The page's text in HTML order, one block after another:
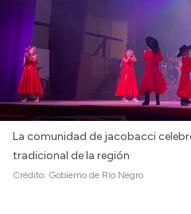
La comunidad de jacobacci
tradicional de la región
Crédito: Gobierno de Río Negro